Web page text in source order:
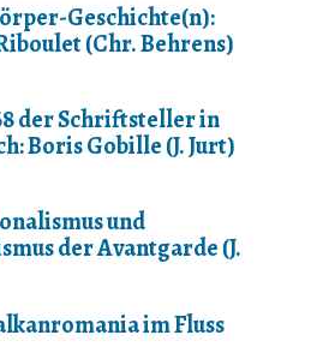
Geschichte(n):
(Chr. Behrens)
der Schriftsteller in
Boris Gobille (J. Jurt)
und
der Avantgarde (J.
im Fluss